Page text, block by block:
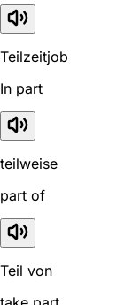
Teilzeitjob
In part
teilweise
part of
Teil von